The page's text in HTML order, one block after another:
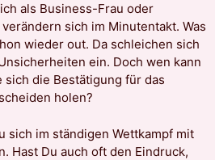
als Business-Frau oder
sich im Minutentakt. Was
wieder out. Da schleichen sich
ein. Doch wen kann
sich die Bestätigung für das
holen?
sich im ständigen Wettkampf mit
Hast Du auch oft den Eindruck,